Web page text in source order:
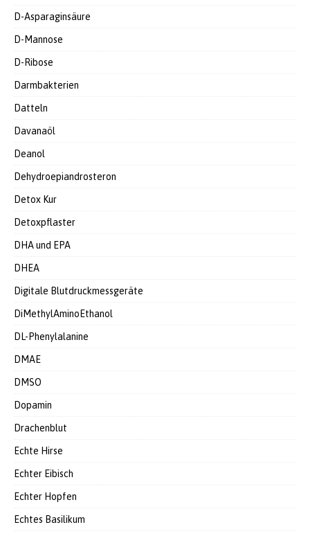
D-Asparaginsäure
D-Mannose
D-Ribose
Darmbakterien
Datteln
Davanaöl
Deanol
Dehydroepiandrosteron
Detox Kur
Detoxpflaster
DHA und EPA
DHEA
Digitale Blutdruckmessgeräte
DiMethylAminoEthanol
DL-Phenylalanine
DMAE
DMSO
Dopamin
Drachenblut
Echte Hirse
Echter Eibisch
Echter Hopfen
Echtes Basilikum